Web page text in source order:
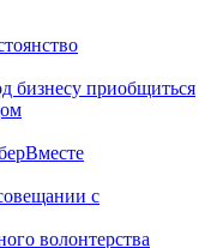
волонтерства